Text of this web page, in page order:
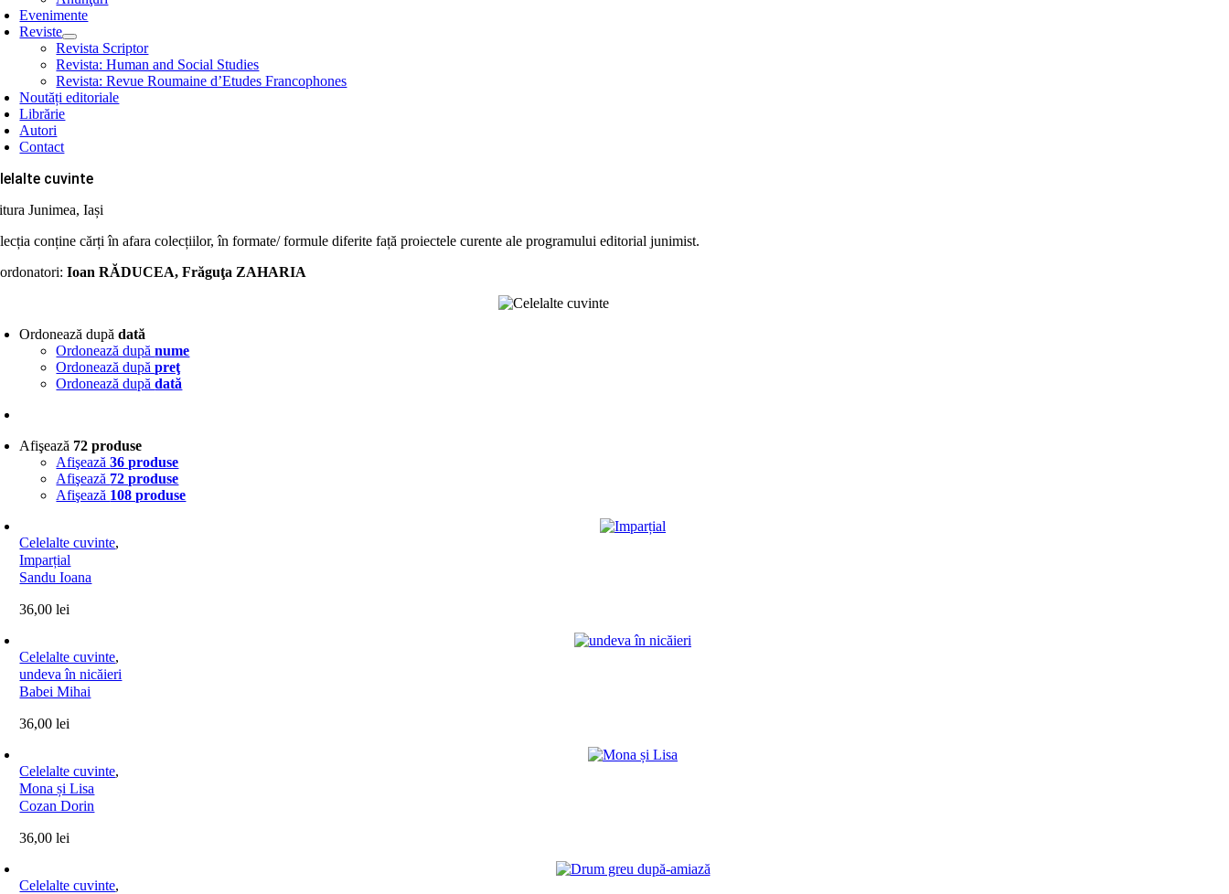
Evenimente
Reviste
Revista Scriptor
Revista: Human and Social Studies
Revista: Revue Roumaine d’Etudes Francophones
Noutăți editoriale
Librărie
Autori
Contact
cuvinte
Junimea, Iași
conține cărți în afara colecțiilor, în formate/ formule diferite față proiectele curente ale programului editorial junimist.
Ioan RĂDUCEA, Frăguţa ZAHARIA
Ordonează dupădată
Ordonează dupănume
Ordonează dupăpreţ
Ordonează dupădată
Afişează 72 produse
Afişează36 produse
Afişează 72 produse
Afişează 108 produse
Celelalte cuvinte,
Imparțial
Sandu Ioana
36,00lei
Celelalte cuvinte,
undeva în nicăieri
Babei Mihai
36,00lei
Celelalte cuvinte,
Mona și Lisa
Cozan Dorin
36,00lei
Celelalte cuvinte,